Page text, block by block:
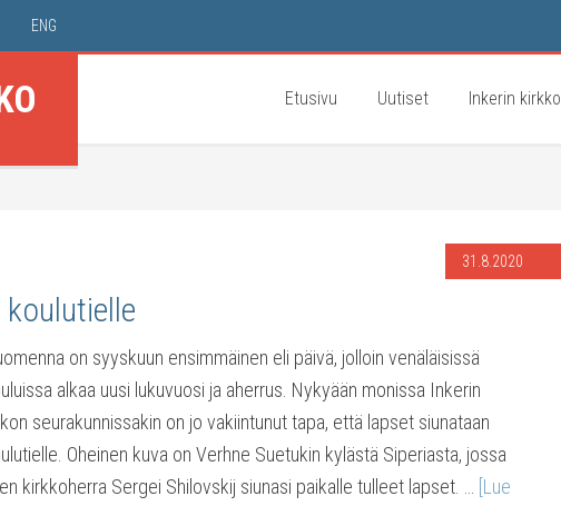
ENG
Etusivu Uutiset Inkerin kirkko
31.8.2020
on syyskuun ensimmäinen eli päivä, jolloin venäläisissä
alkaa uusi lukuvuosi ja aherrus. Nykyään monissa Inkerin
seurakunnissakin on jo vakiintunut tapa, että lapset siunataan
Oheinen kuva on Verhne Suetukin kylästä Siperiasta, jossa
kirkkoherra Sergei Shilovskij siunasi paikalle tulleet lapset. …
[Lue